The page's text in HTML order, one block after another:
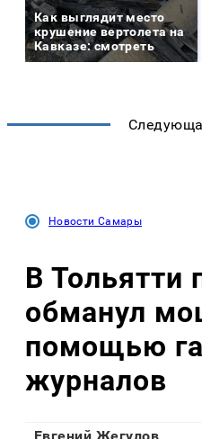
Как выглядит место
крушение вертолета на
Кавказе: смотреть
Новости Самары
В Тольятти
обманул
помощью
журналов